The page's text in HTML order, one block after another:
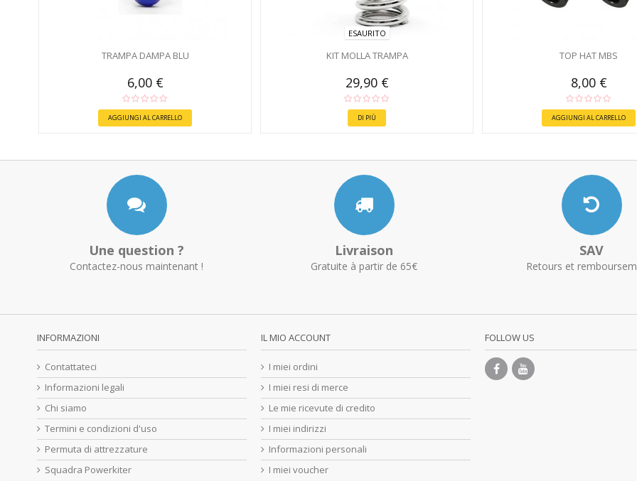
TRAMPA DAMPA BLU
6,00 €
AGGIUNGI AL CARRELLO
ESAURITO
KIT MOLLA TRAMPA
29,90 €
DI PIÙ
TOP HAT MBS
8,00 €
AGGIUNGI AL CARRELLO
Une question ?
Contactez-nous maintenant !
Livraison
Gratuite à partir de 65€
SAV
Retours et
INFORMAZIONI
Contattateci
Informazioni legali
Chi siamo
Termini e condizioni d'uso
Permuta di attrezzature
Squadra Powerkiter
IL MIO ACCOUNT
I miei ordini
I miei resi di merce
Le mie ricevute di credito
I miei indirizzi
Informazioni personali
I miei voucher
FOLLOW US